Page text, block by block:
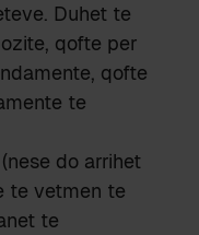
Duhet te
qofte per
qofte
te
do arrihet
te vetmen te
te